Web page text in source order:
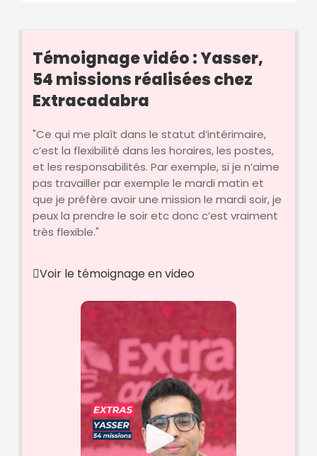
Témoignage vidéo : Yasser,
54 missions réalisées chez
Extracadabra
"Ce qui me plaît dans le statut d’intérimaire,
c’est la flexibilité dans les horaires, les postes,
et les responsabilités. Par exemple, si je n’aime
pas travailler par exemple le mardi matin et
que je préfère avoir une mission le mardi soir, je
peux la prendre le soir etc donc c’est vraiment
très flexible."
Voir le témoignage en video